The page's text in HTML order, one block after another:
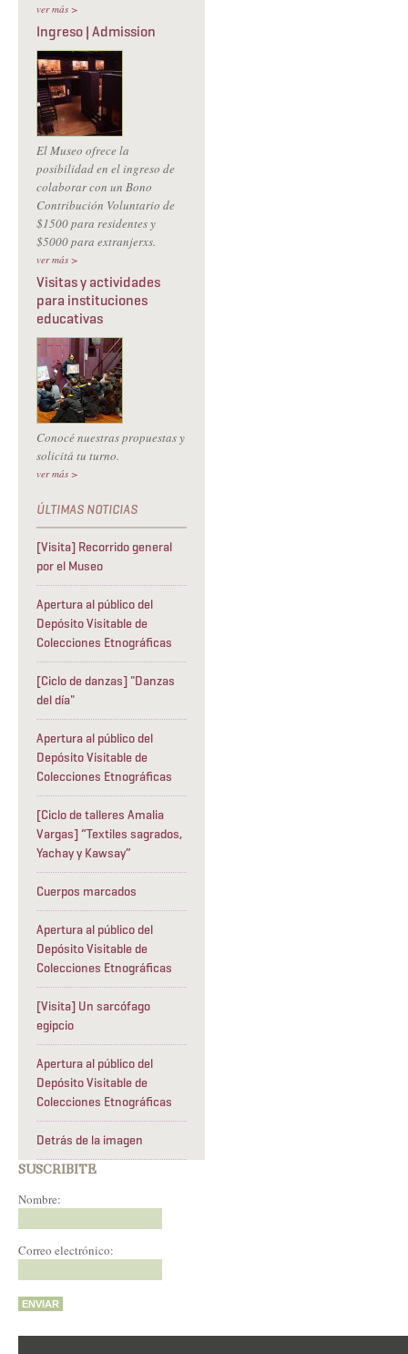
ver más >
Ingreso | Admission
El Museo ofrece la
posibilidad en el ingreso de
colaborar con un Bono
Contribución Voluntario de
$1500 para residentes y
$5000 para extranjerxs.
ver más >
Visitas y actividades
para instituciones
educativas
Conocé nuestras propuestas y
solicitá tu turno.
ver más >
[Visita] Recorrido general
por el Museo
Apertura al público del
Depósito Visitable de
Colecciones Etnográficas
[Ciclo de danzas] "Danzas
del día"
Apertura al público del
Depósito Visitable de
Colecciones Etnográficas
[Ciclo de talleres Amalia
Vargas] “Textiles sagrados,
Yachay y Kawsay”
Cuerpos marcados
Apertura al público del
Depósito Visitable de
Colecciones Etnográficas
[Visita] Un sarcófago
egipcio
Apertura al público del
Depósito Visitable de
Colecciones Etnográficas
Detrás de la imagen
SUSCRIBITE
Nombre:
Correo electrónico: